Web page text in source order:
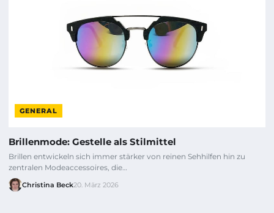
GENERAL
Brillenmode: Gestelle als Stilmittel
Brillen entwickeln sich immer stärker von reinen Sehhilfen hin zu
zentralen Modeaccessoires, die…
Christina Beck20. März 2026